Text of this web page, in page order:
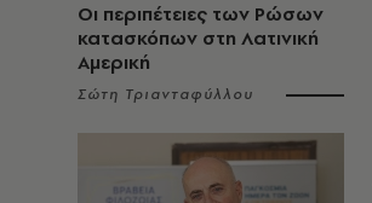
Οι περιπέτειες των Ρώσων
κατασκόπων στη Λατινική
Αμερική
Σώτη Τριανταφύλλου